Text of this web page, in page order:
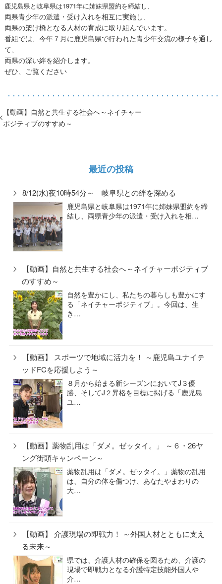
鹿児島県と岐阜県は1971年に姉妹県盟約を締結し、
両県青少年の派遣・受け入れを相互に実施し、
両県の架け橋となる人材の育成に取り組んでいます。
番組では、今年７月に鹿児島県で行われた青少年交流の様子を通し
て、
両県の深い絆を紹介します。
ぜひ、ご覧ください
【動画】自然と共生する社会へ～ネイチャー
ポジティブのすすめ～
最近の投稿
8/12(水)夜10時54分～ 岐阜県との絆を深める
鹿児島県と岐阜県は1971年に姉妹県盟約を締
結し、両県青少年の派遣・受け入れを相…
【動画】自然と共生する社会へ～ネイチャーポジティブ
のすすめ～
自然を豊かにし、私たちの暮らしも豊かにす
る「ネイチャーポジティブ」。今回は、生
き…
【動画】 スポーツで地域に活力を！ ～鹿児島ユナイテ
ッドFCを応援しよう～
８月から始まる新シーズンにおいてJ３優
勝、そしてJ２昇格を目標に掲げる「鹿児島
ユ…
【動画】薬物乱用は「ダメ。ゼッタイ。」 ～６・26ヤ
ング街頭キャンペーン～
薬物乱用は「ダメ。ゼッタイ。」薬物の乱用
は、自分の体を傷つけ、あなたやまわりの
大…
【動画】 介護現場の即戦力！ ～外国人材とともに支え
る未来～
県では、介護人材の確保を図るため、介護の
現場で即戦力となる介護特定技能外国人や
介…